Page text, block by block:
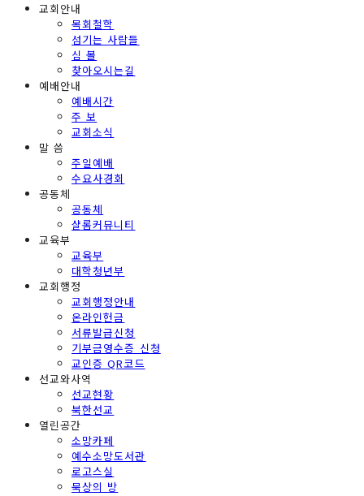
교회안내
목회철학
섬기는 사람들
심 볼
찾아오시는길
예배안내
예배시간
주 보
교회소식
말 씀
주일예배
수요사경회
공동체
공동체
샬롬커뮤니티
교육부
교육부
대학청년부
교회행정
교회행정안내
온라인헌금
서류발급신청
기부금영수증 신청
교인증 QR코드
선교와사역
선교현황
북한선교
열린공간
소망카페
예수소망도서관
로고스실
묵상의 방